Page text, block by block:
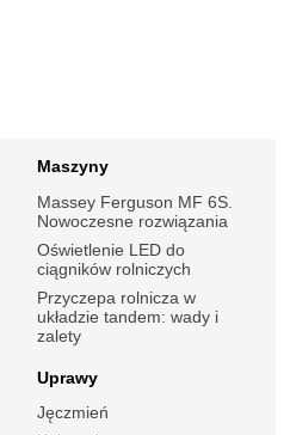
Maszyny
Massey Ferguson MF 6S.
Nowoczesne rozwiązania
Oświetlenie LED do
ciągników rolniczych
Przyczepa rolnicza w
układzie tandem: wady i
zalety
Uprawy
Jęczmień